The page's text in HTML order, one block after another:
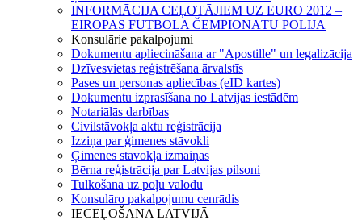
INFORMĀCIJA CEĻOTĀJIEM UZ EURO 2012 –
EIROPAS FUTBOLA ČEMPIONĀTU POLIJĀ
Konsulārie pakalpojumi
Dokumentu apliecināšana ar "Apostille" un legalizācija
Dzīvesvietas reģistrēšana ārvalstīs
Pases un personas apliecības (eID kartes)
Dokumentu izprasīšana no Latvijas iestādēm
Notariālās darbības
Civilstāvokļa aktu reģistrācija
Izziņa par ģimenes stāvokli
Ģimenes stāvokļa izmaiņas
Bērna reģistrācija par Latvijas pilsoni
Tulkošana uz poļu valodu
Konsulāro pakalpojumu cenrādis
IECEĻOŠANA LATVIJĀ